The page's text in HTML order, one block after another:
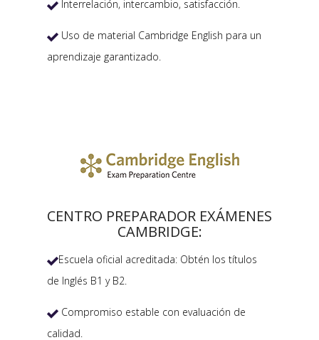
 Interrelación, intercambio, satisfacción.
 Uso de material Cambridge English para un
aprendizaje garantizado.
CENTRO PREPARADOR EXÁMENES
CAMBRIDGE:
Escuela oficial acreditada: Obtén los títulos
de Inglés B1 y B2.
 Compromiso estable con evaluación de
calidad.